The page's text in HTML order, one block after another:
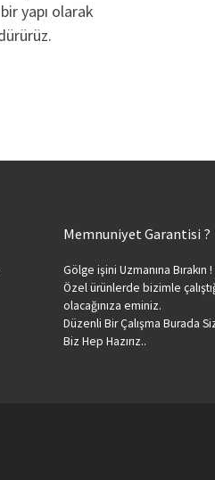
yapı olarak
Memnuniyet Garantisi ?
Gölge işini Uzmanına Bırakın !
Özel ürünlerde bizimle
olacağınıza eminiz.
Düzenli Bir Çalışma Burada
Biz Hep Hazırız..